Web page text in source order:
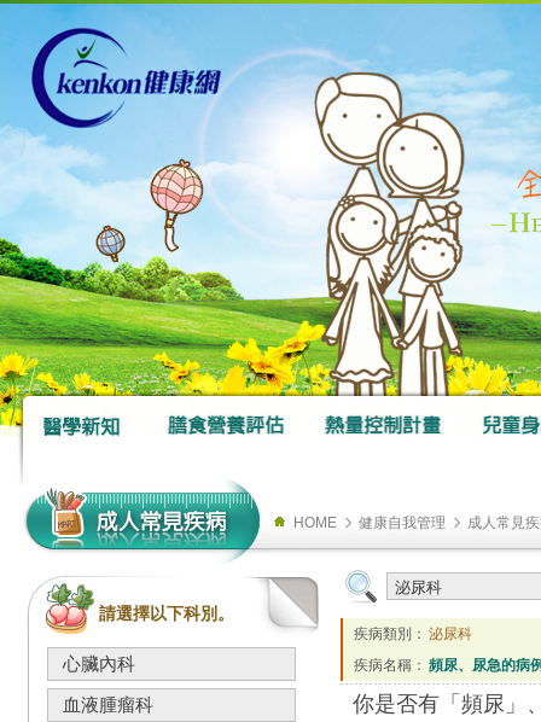
HOME 健康自我管理 成人常見
請選擇以下科別。
心臟內科
血液腫瘤科
疾病類別： 泌尿科
疾病名稱： 頻尿、尿急的病
你是否有「頻尿」